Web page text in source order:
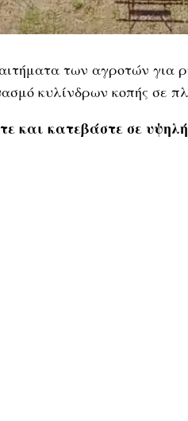
των αγροτών για
κυλίνδρων κοπής σε
και κατεβάστε σε